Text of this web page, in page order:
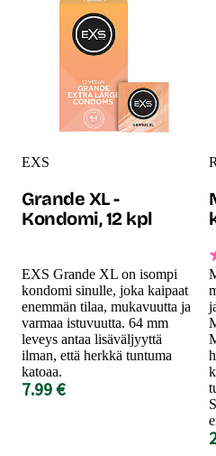
EXS
Grande XL -
Kondomi, 12 kpl
EXS Grande XL on isompi
kondomi sinulle, joka kaipaat
enemmän tilaa, mukavuutta ja
varmaa istuvuutta. 64 mm
leveys antaa lisäväljyyttä
ilman, että herkkä tuntuma
katoaa.
7.99 €